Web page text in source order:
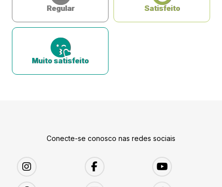
Regular Satisfeito
Muito satisfeito
Conecte-se conosco nas redes sociais